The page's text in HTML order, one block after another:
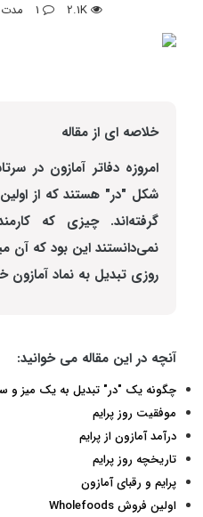
2.1K مدت
خلاصه ای از مقاله
امروزه دفاتر آمازون در
شکل "در" هستند که از
گرفته‌اند. چیزی که
نمی‌دانستند این بود که آن
روزی تبدیل به نماد آمازون
آنچه در این مقاله می خوانید:
چگونه یک "در" تبدیل به یک میز و
موفقیت روز پرایم
درآمد آمازون از پرایم
تاریخچه روز پرایم
پرایم و رقبای آمازون
اولین فروش Wholefoods